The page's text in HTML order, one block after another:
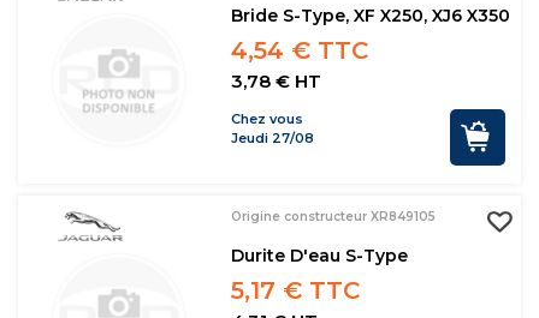
Bride S-Type, XF X250, XJ6 X350
4,54 € TTC
3,78 € HT
Chez vous
Jeudi 27/08
Origine constructeur XR849105
Durite D'eau S-Type
5,17 € TTC